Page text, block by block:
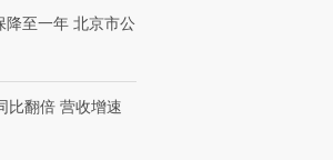
降至一年 北京市公
比翻倍 营收增速